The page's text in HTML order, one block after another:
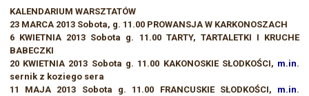
KALENDARIUM WARSZTATÓW
23 MARCA 2013 Sobota, g. 11.00 PROWANSJA W KARKONOSZACH
6 KWIETNIA 2013 Sobota g. 11.00 TARTY, TARTALETKI I KRUCHE
BABECZKI
20 KWIETNIA 2013 Sobota g. 11.00 KAKONOSKIE SŁODKOŚCI, m.in.
sernik z koziego sera
11 MAJA 2013 Sobota g. 11.00 FRANCUSKIE SŁODKOŚCI, m.in.